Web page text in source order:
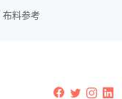
布料参考